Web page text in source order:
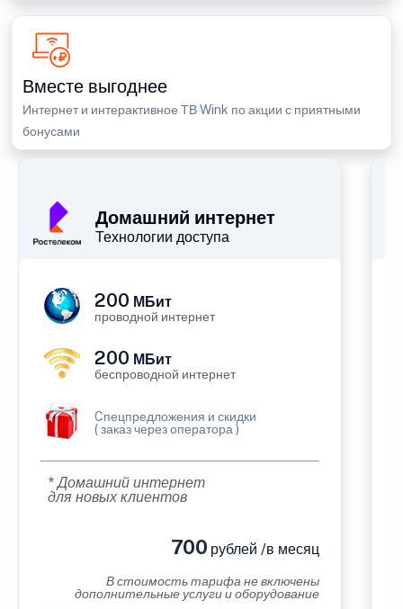
Вместе выгоднее
Интернет и интерактивное ТВ Wink по акции с приятными
бонусами
Домашний интернет
Технологии доступа
200 МБит
проводной интернет
200 МБит
беспроводной интернет
Cпецпредложения и скидки
( заказ через оператора )
* Домашний интернет
для новых клиентов
700 рублей /в месяц
В стоимость тарифа не включены
дополнительные услуги и оборудование